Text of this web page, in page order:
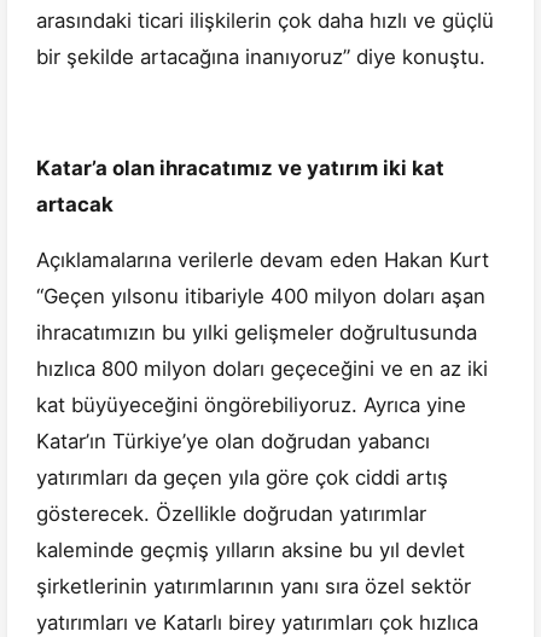
arasındaki ticari ilişkilerin çok daha hızlı ve güçlü
bir şekilde artacağına inanıyoruz” diye konuştu.
Katar’a olan ihracatımız ve yatırım iki kat
artacak
Açıklamalarına verilerle devam eden Hakan Kurt
“Geçen yılsonu itibariyle 400 milyon doları aşan
ihracatımızın bu yılki gelişmeler doğrultusunda
hızlıca 800 milyon doları geçeceğini ve en az iki
kat büyüyeceğini öngörebiliyoruz. Ayrıca yine
Katar’ın Türkiye’ye olan doğrudan yabancı
yatırımları da geçen yıla göre çok ciddi artış
gösterecek. Özellikle doğrudan yatırımlar
kaleminde geçmiş yılların aksine bu yıl devlet
şirketlerinin yatırımlarının yanı sıra özel sektör
yatırımları ve Katarlı birey yatırımları çok hızlıca